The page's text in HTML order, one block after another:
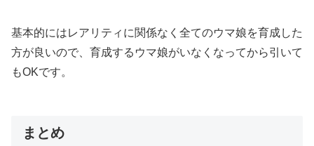
基本的にはレアリティに関係なく全てのウマ娘を育成した
方が良いので、育成するウマ娘がいなくなってから引いて
もOKです。
まとめ